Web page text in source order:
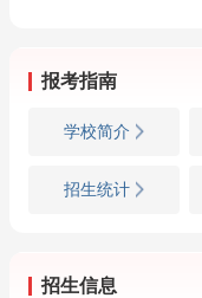
报考指南
学校简介
招生统计
招生信息